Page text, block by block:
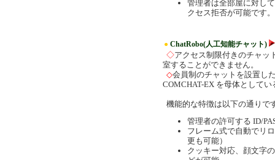
管理者は全部屋に対し
クセス拒否が可能です。
● ChatRobo(人工知能チャット)
◇アクセス制限付きのチャッ
室することができません。
◇会員制のチャットを設置し
COMCHAT-EX を母体として
機能的な特徴は以下の通りで
管理者の許可する ID/
フレーム式で自動でリ
更も可能）
クッキー対応、顔文字